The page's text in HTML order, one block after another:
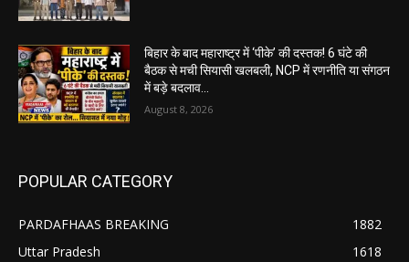
बिहार के बाद महाराष्ट्र में ‘पीके’ की दस्तक! 6 घंटे की
बैठक से मची सियासी खलबली, NCP में रणनीति या संगठन
में बड़े बदलाव...
August 8, 2026
POPULAR CATEGORY
PARDAFHAAS BREAKING
1882
Uttar Pradesh
1618